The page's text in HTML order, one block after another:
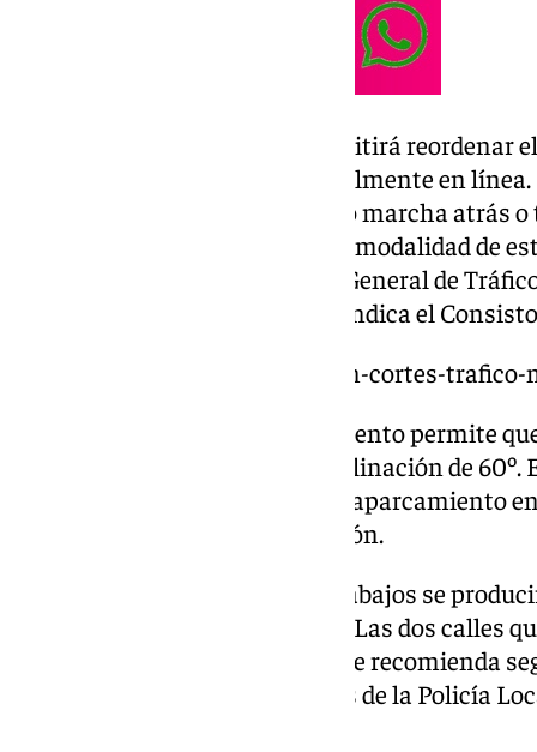
Este espacio de la calzada permitirá reordenar
laterales de ambas calles, actualmente en
en la ciudad el estacionamiento marcha atrás
‘aparcamiento en espiga’. «Esta modalidad de
recomendada por la Dirección General de
la mejora de la seguridad vial», indica el
https://www.101tv.es/estos-son-cortes-
El nuevo diseño de estacionamiento permite
un patrón diagonal con una inclinación de
muertos de visibilidad, salir del aparcamiento
reducir la velocidad de circulación.
Durante la realización de los trabajos se
cortes parciales en ambas vías. Las dos calles
vez se completen los trabajos. Se recomienda
provisionales y las indicaciones de la Policía